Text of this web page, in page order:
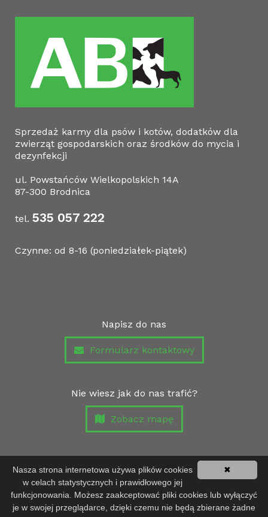
Sprzedaż karmy dla psów i kotów, dodatków dla
zwierząt gospodarskich oraz środków do mycia i
dezynfekcji
ul. Powstańców Wielkopolskich 14A
87-300 Brodnica
tel. 535 057 222
Czynne: od 8-16 (poniedziałek-piątek)
Napisz do nas
Formularz kontaktowy
Nie wiesz jak do nas trafić?
Zobacz mapę
Projekt i wykonanieasmedia.pl. © 2026 ABI -
Innowacyjne metody żywienia zwierząt. Wszystkie
✖
Nasza strona internetowa używa plików cookies
w celach statystycznych i prawidłowego jej
funkcjonowania. Możesz zaakceptować pliki cookies lub wyłączyć
je w swojej przeglądarce, dzięki czemu nie będą zbierane żadne